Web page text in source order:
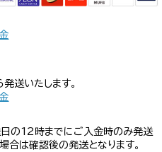
送いたします。
の12時までにご入金時のみ発送
合は確認後の発送となります。